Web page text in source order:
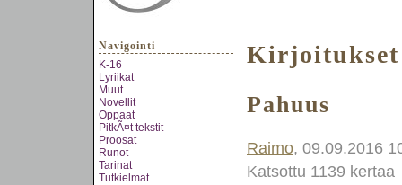
Navigointi
K-16
Lyriikat
Muut
Novellit
Oppaat
PitkÃ¤t tekstit
Proosat
Runot
Tarinat
Tutkielmat
Kirjoitukset
Pahuus
Raimo, 09.09.2016
Katsottu 1139 kertaa